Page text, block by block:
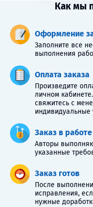
Как мы
Оформление
Заполните все
выполнения
Оплата заказа
Произведите
личном
свяжитесь с
индивидуальные
Заказ в работе
Авторы
указанные
Заказ готов
После
исправления,
нужные